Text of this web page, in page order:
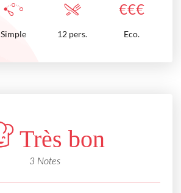
€€€
Simple 12 pers. Eco.
Très bon
3 Notes